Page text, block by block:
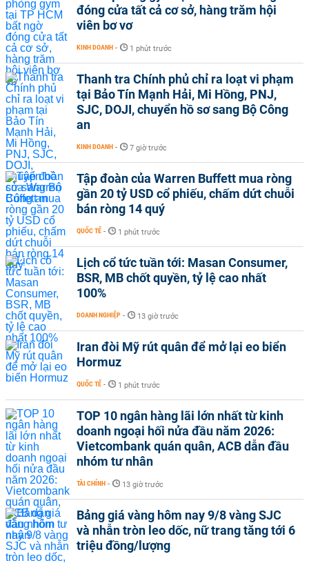
đóng cửa tất cả cơ sở, hàng trăm hội
viên bơ vơ
KINH DOANH - 1 phút trước
Thanh tra Chính phủ chỉ ra loạt vi phạm
tại Bảo Tín Mạnh Hải, Mi Hồng, PNJ,
SJC, DOJI, chuyển hồ sơ sang Bộ Công
an
KINH DOANH - 7 giờ trước
Tập đoàn của Warren Buffett mua ròng
gần 20 tỷ USD cổ phiếu, chấm dứt chuỗi
bán ròng 14 quý
QUỐC TẾ - 1 phút trước
Lịch cổ tức tuần tới: Masan Consumer,
BSR, MB chốt quyền, tỷ lệ cao nhất
100%
DOANH NGHIỆP - 13 giờ trước
Iran đòi Mỹ rút quân để mở lại eo biển
Hormuz
QUỐC TẾ - 1 phút trước
TOP 10 ngân hàng lãi lớn nhất từ kinh
doanh ngoại hối nửa đầu năm 2026:
Vietcombank quán quân, ACB dẫn đầu
nhóm tư nhân
TÀI CHÍNH - 13 giờ trước
Bảng giá vàng hôm nay 9/8 vàng SJC
và nhẫn tròn leo dốc, nữ trang tăng tới 6
triệu đồng/lượng